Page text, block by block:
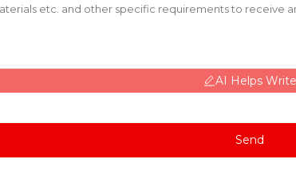
AI Helps Write
Send